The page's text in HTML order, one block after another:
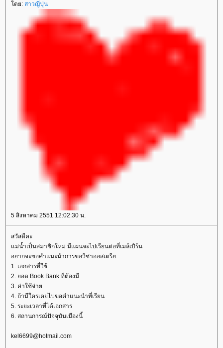
ดย: สาวญี่ปุ่น
5 สิงหาคม 2551 12:02:30 น.
สวัสดีคะ
ม่น้ำเป็นสมาชิกใหม่ มีแผนจะไปเรียนต่อที่เมล์เบิร์น
อยากจะขอคำแนะนำการขอวีซ่าออสเตรี
1. เอกสารที่ใช้
2. ยอด Book Bank ที่ต้องมี
3. ค่าใช้จ่า
4. ถ้ามีใครเคยไปขอคำแนะนำที่เรียน
5. ระยะเวลาที่ได้เอกสาร
6. สถานการณ์ปัจจุบันเมืองนี้
kel6699@hotmail.com